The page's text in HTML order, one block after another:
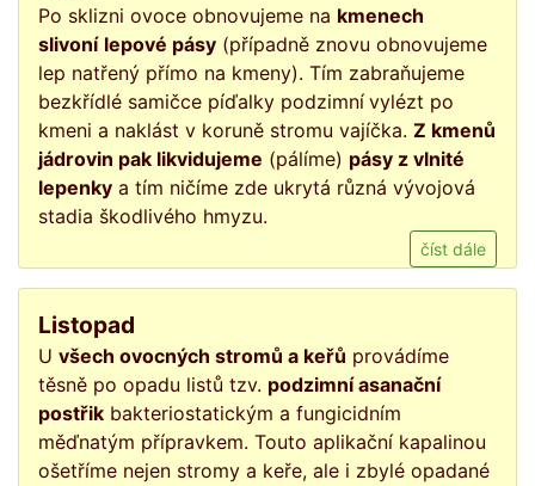
Po sklizni ovoce obnovujeme na kmenech
slivoní lepové pásy (případně znovu obnovujeme
lep natřený přímo na kmeny). Tím zabraňujeme
bezkřídlé samičce píďalky podzimní vylézt po
kmeni a naklást v koruně stromu vajíčka. Z kmenů
jádrovin pak likvidujeme (pálíme) pásy z vlnité
lepenky a tím ničíme zde ukrytá různá vývojová
stadia škodlivého hmyzu.
číst dále
Listopad
U všech ovocných stromů a keřů provádíme
těsně po opadu listů tzv. podzimní asanační
postřik bakteriostatickým a fungicidním
měďnatým přípravkem. Touto aplikační kapalinou
ošetříme nejen stromy a keře, ale i zbylé opadané